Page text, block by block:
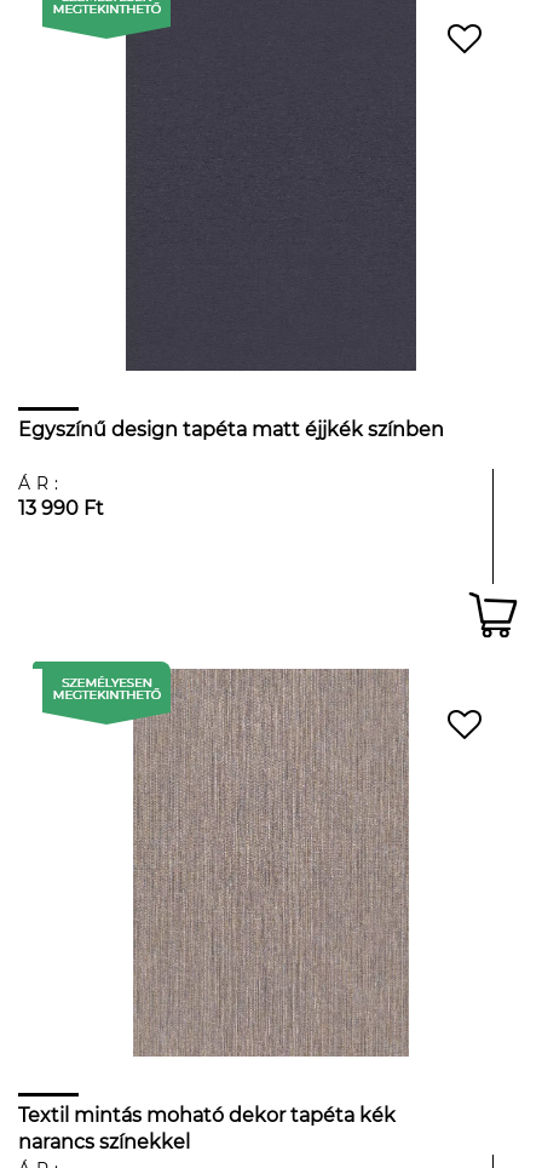
Egyszínű design tapéta matt éjjkék színben
ÁR:
13 990 Ft
Textil mintás moható dekor tapéta kék
narancs színekkel